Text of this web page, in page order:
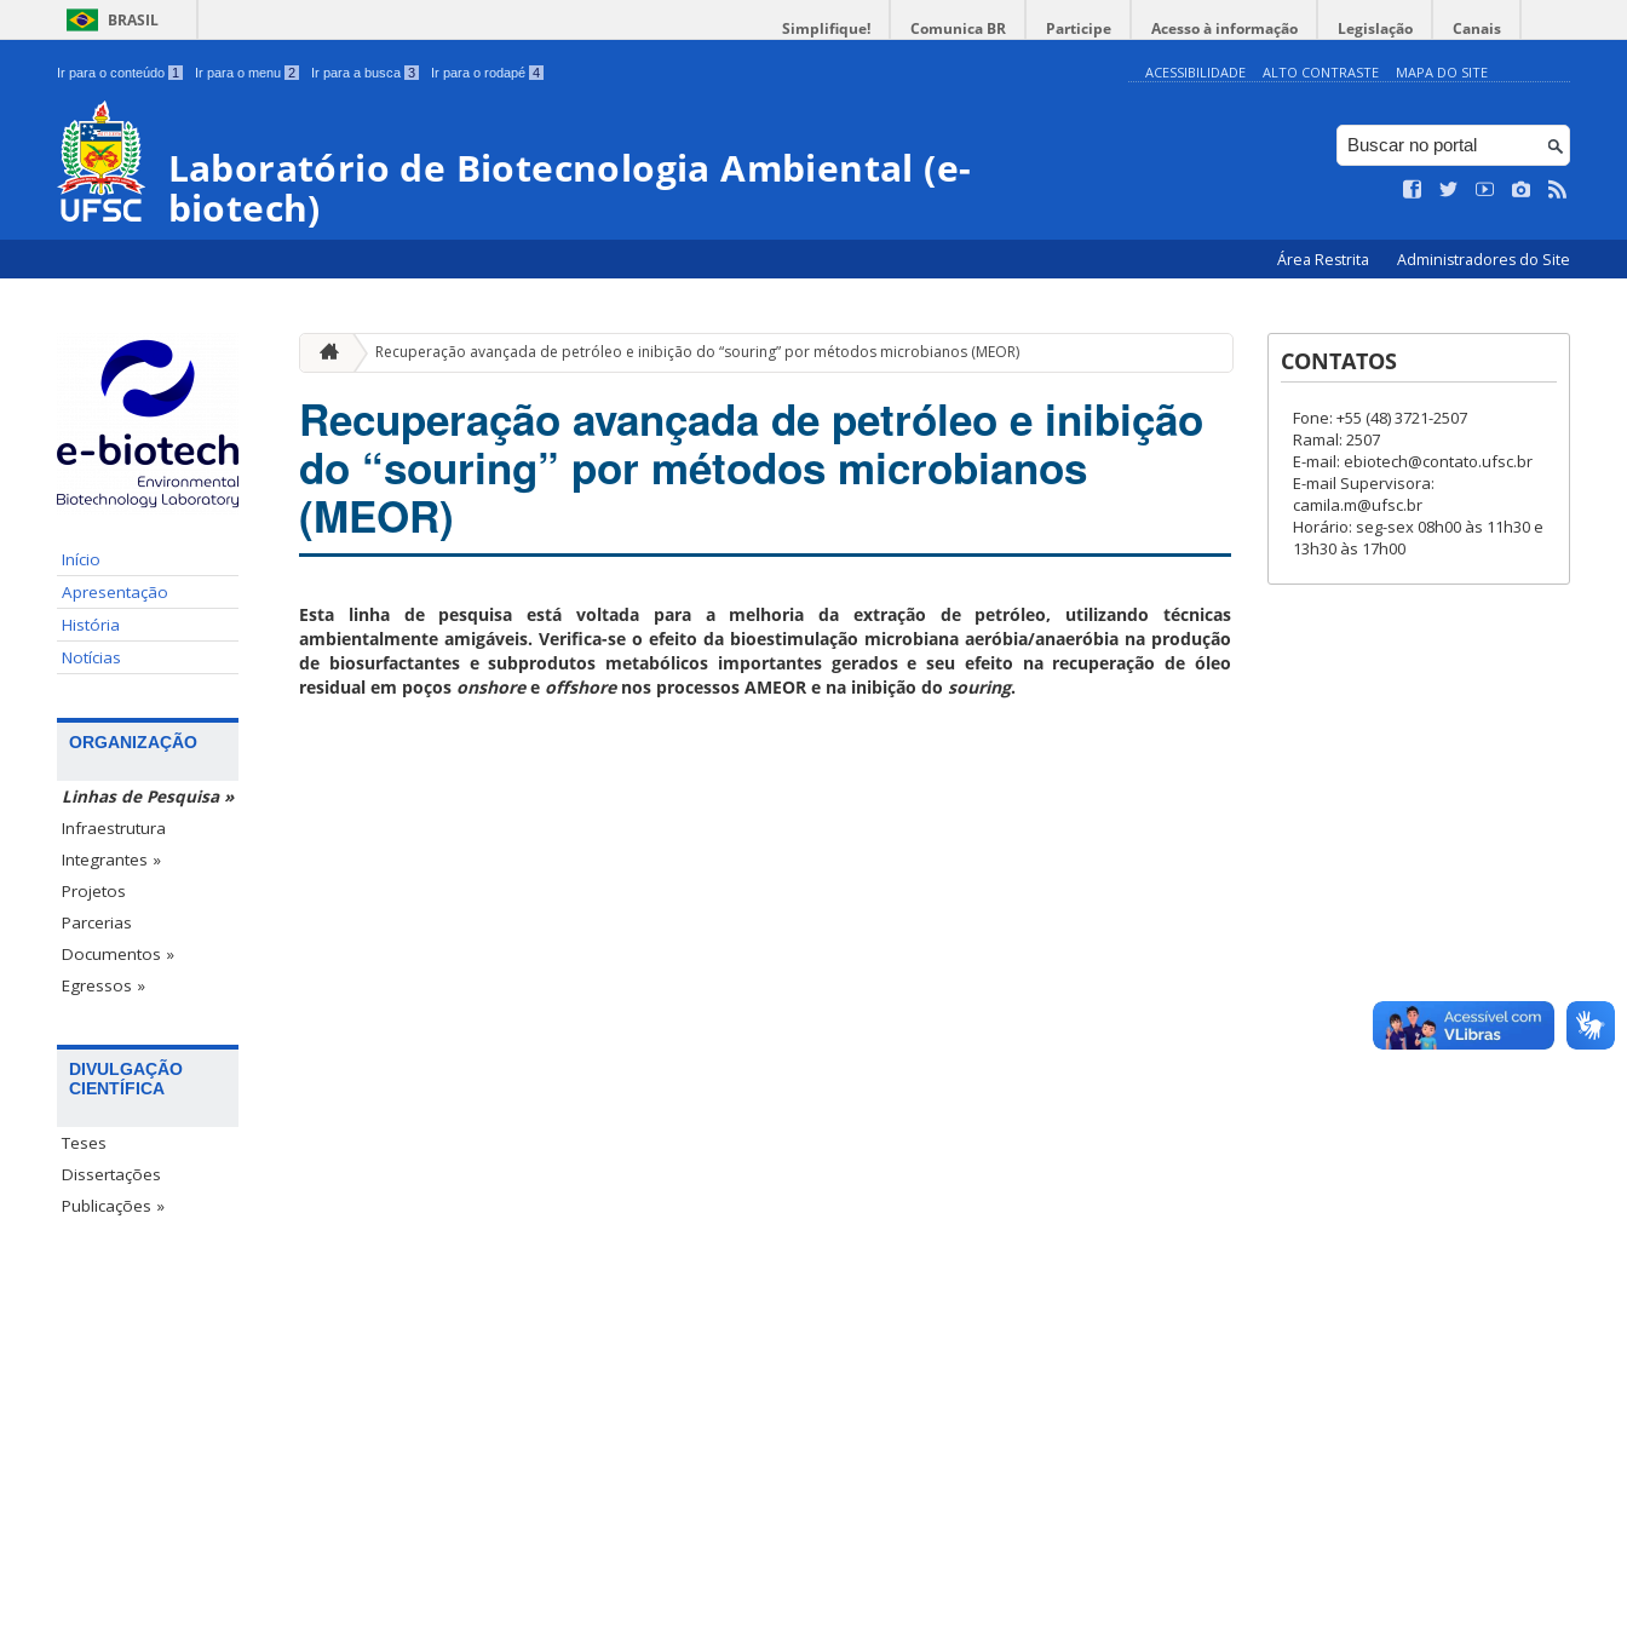
BRASIL Simplifique! Comunica BR Participe Acesso à informação Legislação Canais
Ir para o conteúdo 1 Ir para o menu 2 Ir para a busca 3 Ir para o rodapé 4 ACESSIBILIDADE ALTO CONTRASTE MAPA DO SITE
Laboratório de Biotecnologia Ambiental (e-
biotech)
Área Restrita Administradores do Site
Início
Apresentação
História
Notícias
ORGANIZAÇÃO
Linhas de Pesquisa »
Infraestrutura
Integrantes »
Projetos
Parcerias
Documentos »
Egressos »
DIVULGAÇÃO
CIENTÍFICA
Teses
Dissertações
Publicações »
Recuperação avançada de petróleo e inibição do “souring” por métodos microbianos (MEOR)
Recuperação avançada de petróleo e inibição
do “souring” por métodos microbianos
(MEOR)
Esta linha de pesquisa está voltada para a melhoria da extração de petróleo, utilizando técnicas
ambientalmente amigáveis. Verifica-se o efeito da bioestimulação microbiana aeróbia/anaeróbia na produção
de biosurfactantes e subprodutos metabólicos importantes gerados e seu efeito na recuperação de óleo
residual em poços onshoree offshorenos processos AMEOR e na inibição do souring.
CONTATOS
Fone: +55 (48) 3721-2507
Ramal: 2507
E-mail: ebiotech@contato.ufsc.br
E-mail Supervisora:
camila.m@ufsc.br
Horário: seg-sex 08h00 às 11h30 e
13h30 às 17h00